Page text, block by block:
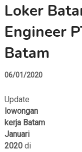
Loker
Engineer
Batam
06/01/2020
Update
lowongan
kerja Batam
Januari
2020 di